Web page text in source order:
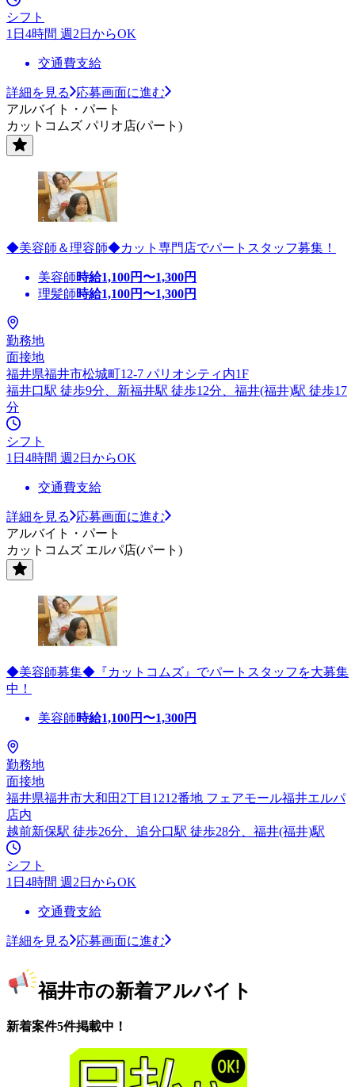
シフト
1日4時間 週2日からOK
交通費支給
詳細を見る
応募画面に進む
アルバイト・パート
カットコムズ パリオ店(パート)
◆美容師＆理容師◆カット専門店でパートスタッフ募集！
美容師時給1,100円〜1,300円
理髪師時給1,100円〜1,300円
勤務地
面接地
福井県福井市松城町12-7 パリオシティ内1F
福井口駅 徒歩9分、新福井駅 徒歩12分、福井(福井)駅 徒歩17
分
シフト
1日4時間 週2日からOK
交通費支給
詳細を見る
応募画面に進む
アルバイト・パート
カットコムズ エルパ店(パート)
◆美容師募集◆『カットコムズ』でパートスタッフを大募集
中！
美容師時給1,100円〜1,300円
勤務地
面接地
福井県福井市大和田2丁目1212番地 フェアモール福井エルパ
店内
越前新保駅 徒歩26分、追分口駅 徒歩28分、福井(福井)駅
シフト
1日4時間 週2日からOK
交通費支給
詳細を見る 応募画面に進む
福井市の新着アルバイト
新着案件5件掲載中！